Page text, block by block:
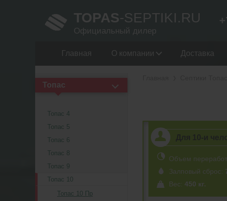
TOPAS-SEPTIKI.RU
Официальный дилер
Главная О компании Доставка
Топас
Топас 4
Топас 5
Топас 6
Топас 8
Топас 9
Топас 10
Топас 10 Пр
Объем
Залповый сброс:
Вес: 450 кг.